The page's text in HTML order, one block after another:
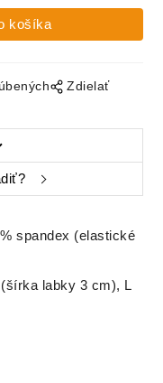
Zdielať
spandex (elastické
labky 3 cm), L